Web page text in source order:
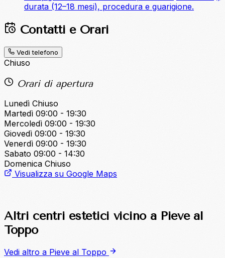
durata (12–18 mesi), procedura e guarigione.
Contatti e Orari
Vedi telefono
Chiuso
Orari di apertura
Lunedì Chiuso
Martedì 09:00 - 19:30
Mercoledì 09:00 - 19:30
Giovedì 09:00 - 19:30
Venerdì 09:00 - 19:30
Sabato 09:00 - 14:30
Domenica Chiuso
Visualizza su Google Maps
Altri centri estetici vicino a Pieve al
Toppo
Vedi altro a Pieve al Toppo